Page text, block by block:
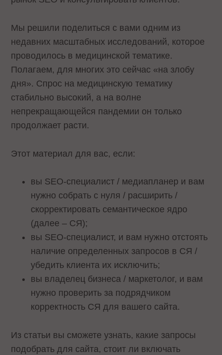
Мы решили поделиться с вами одним из
недавних масштабных исследований, которое
проводилось в медицинской тематике.
Полагаем, для многих это сейчас «на злобу
дня». Спрос на медицинскую тематику
стабильно высокий, а на волне
непрекращающейся пандемии он только
продолжает расти.
Этот материал для вас, если:
вы SEO-специалист / медиапланер и вам
нужно собрать с нуля / расширить /
скорректировать семантическое ядро
(далее – СЯ);
вы SEO-специалист, и вам нужно отстоять
наличие определенных запросов в СЯ /
убедить клиента их исключить;
вы владелец бизнеса / маркетолог, и вам
нужно проверить за подрядчиком
корректность СЯ для вашего сайта.
Из статьи вы сможете узнать, какие запросы
подобрать для сайта, стоит ли включать